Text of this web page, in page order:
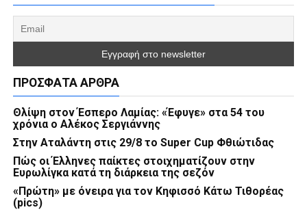
ΠΡΌΣΦΑΤΑ ΆΡΘΡΑ
Θλίψη στον Έσπερο Λαμίας: «Έφυγε» στα 54 του
χρόνια ο Αλέκος Σεργιάννης
Στην Αταλάντη στις 29/8 το Super Cup Φθιώτιδας
Πώς οι Έλληνες παίκτες στοιχηματίζουν στην
Ευρωλίγκα κατά τη διάρκεια της σεζόν
«Πρώτη» με όνειρα για τον Κηφισσό Κάτω Τιθορέας
(pics)